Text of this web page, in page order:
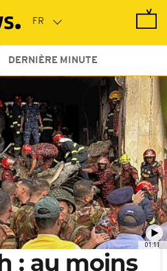
DERNIÈRE MINUTE
01:11
: au moins